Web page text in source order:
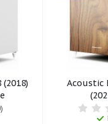
Acoustic